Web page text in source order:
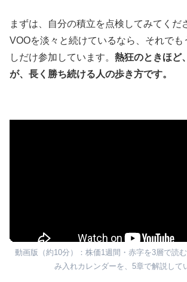
まずは、自分の積立を点検してみてくだ
VOOを淡々と続けているなら、それでも
しだけ参加しています。 熱狂のときほど
が、長く勝ち続ける人の歩き方です。
動画版（約10分）：株価1週間・赤字を3層で読
み入れカレンダーを、5章で解説して